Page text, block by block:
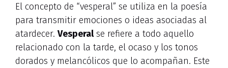
El concepto de “vesperal” se utiliza en la poesía
para transmitir emociones o ideas asociadas al
atardecer.Vesperalse refiere a todo aquello
relacionado con la tarde, el ocaso y los tonos
dorados y melancólicos que lo acompañan. Este